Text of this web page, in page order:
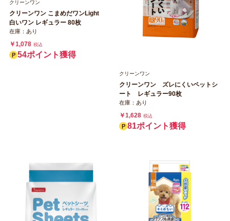
クリーンワン
クリーンワン こまめだワンLight
白いワン レギュラー 80枚
在庫：あり
￥1,078 税込
54ポイント獲得
クリーンワン
クリーンワン ズレにくいペットシ
ート レギュラー90枚
在庫：あり
￥1,628 税込
81ポイント獲得